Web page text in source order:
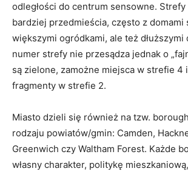
odległości do centrum sensowne.
bardziej przedmieścia, często z domami
większymi ogródkami, ale też dłuższymi
numer strefy nie przesądza jednak o
są zielone, zamożne miejsca w strefie 4
fragmenty w strefie 2.
Miasto dzieli się również na tzw.
rodzaju powiatów/gmin: Camden,
Greenwich czy Waltham Forest. Każde
własny charakter, politykę